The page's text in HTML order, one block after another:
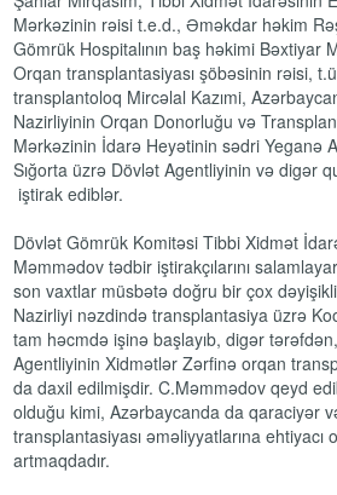
Mərkəzinin rəisi t.e.d., Əməkdar həkim
Gömrük Hospitalının baş həkimi Bəxtiyar
Orqan transplantasiyası şöbəsinin rəisi,
transplantoloq Mircəlal Kazımi,
Nazirliyinin Orqan Donorluğu və
Mərkəzinin İdarə Heyətinin sədri Yeganə
Sığorta üzrə Dövlət Agentliyinin və digər
iştirak ediblər.
Dövlət Gömrük Komitəsi Tibbi Xidmət
Məmmədov tədbir iştirakçılarını
son vaxtlar müsbətə doğru bir çox
Nazirliyi nəzdində transplantasiya üzrə
tam həcmdə işinə başlayıb, digər
Agentliyinin Xidmətlər Zərfinə orqan
da daxil edilmişdir. C.Məmmədov qeyd
olduğu kimi, Azərbaycanda da qaraciyər
transplantasiyası əməliyyatlarına ehtiyacı
artmaqdadır.